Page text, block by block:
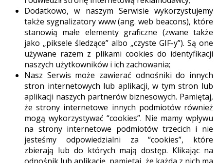
Dodatkowo, w naszym Serwisie wykorzystujemy
także sygnalizatory www (ang. web beacons), które
stanowią małe elementy graficzne (zwane także
jako „piksele śledzące” albo „czyste GIF-y”). Są one
używane razem z plikami cookies do identyfikacji
naszych użytkowników i ich zachowania;
Nasz Serwis może zawierać odnośniki do innych
stron internetowych lub aplikacji, w tym stron lub
aplikacji naszych partnerów biznesowych. Pamiętaj,
że strony internetowe innych podmiotów również
mogą wykorzystywać “cookies”. Nie mamy wpływu
na strony internetowe podmiotów trzecich i nie
jesteśmy odpowiedzialni za “cookies”, które
zbierają lub do których mają dostęp. Klikając na